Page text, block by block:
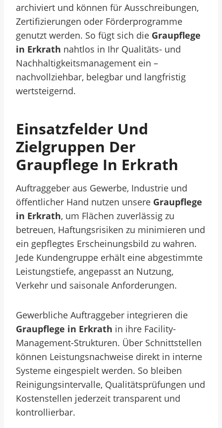
archiviert und können für Ausschreibungen,
Zertifizierungen oder Förderprogramme
genutzt werden. So fügt sich die Graupflege
in Erkrath nahtlos in Ihr Qualitäts- und
Nachhaltigkeitsmanagement ein –
nachvollziehbar, belegbar und langfristig
wertsteigernd.
Einsatzfelder Und
Zielgruppen Der
Graupflege In Erkrath
Auftraggeber aus Gewerbe, Industrie und
öffentlicher Hand nutzen unsere Graupflege
in Erkrath, um Flächen zuverlässig zu
betreuen, Haftungsrisiken zu minimieren und
ein gepflegtes Erscheinungsbild zu wahren.
Jede Kundengruppe erhält eine abgestimmte
Leistungstiefe, angepasst an Nutzung,
Verkehr und saisonale Anforderungen.
Gewerbliche Auftraggeber integrieren die
Graupflege in Erkrath in ihre Facility-
Management-Strukturen. Über Schnittstellen
können Leistungsnachweise direkt in interne
Systeme eingespielt werden. So bleiben
Reinigungsintervalle, Qualitätsprüfungen und
Kostenstellen jederzeit transparent und
kontrollierbar.